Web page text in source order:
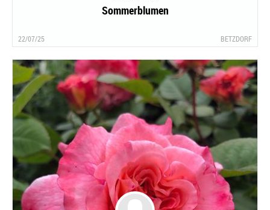
Sommerblumen
22/07/25 BETZDORF